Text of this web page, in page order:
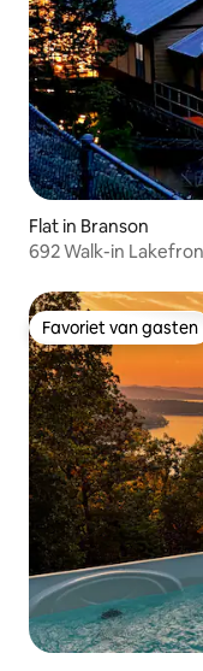
Flat in Branson
692 Walk-in
Favoriet van gasten
Favoriet van gasten